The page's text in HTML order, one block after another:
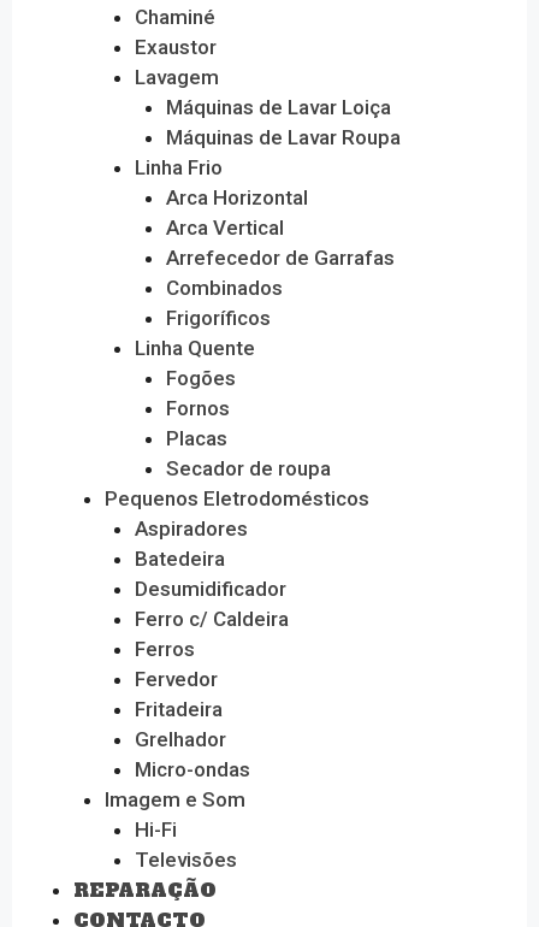
Chaminé
Exaustor
Lavagem
Máquinas de Lavar Loiça
Máquinas de Lavar Roupa
Linha Frio
Arca Horizontal
Arca Vertical
Arrefecedor de Garrafas
Combinados
Frigoríficos
Linha Quente
Fogões
Fornos
Placas
Secador de roupa
Pequenos Eletrodomésticos
Aspiradores
Batedeira
Desumidificador
Ferro c/ Caldeira
Ferros
Fervedor
Fritadeira
Grelhador
Micro-ondas
Imagem e Som
Hi-Fi
Televisões
REPARAÇÃO
CONTACTO